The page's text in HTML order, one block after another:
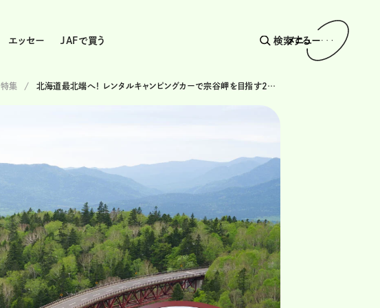
エッセー JAFで買う 検索する
メニュー
特集 北海道最北端へ！ レンタルキャンピングカーで宗谷岬を目指す2泊3日の車中泊旅